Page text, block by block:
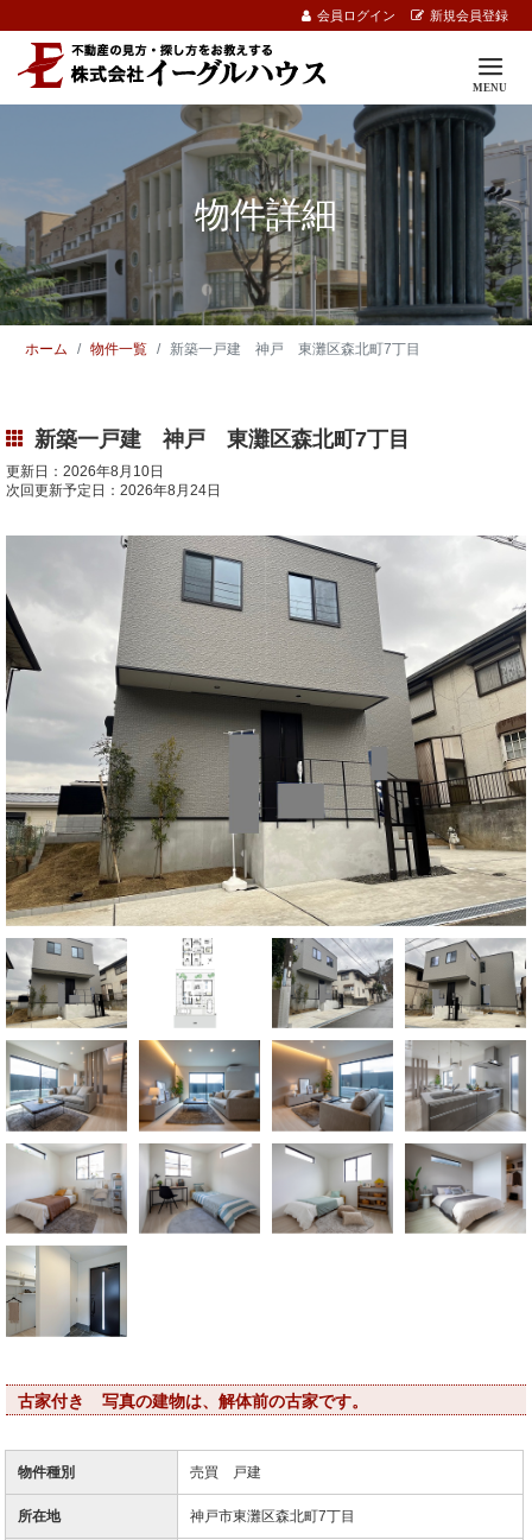
会員ログイン 新規会員登録
物件詳細
ホーム 物件一覧 新築一戸建 神戸 東灘区森北町7丁目
新築一戸建 神戸 東灘区森北町7丁目
更新日：2026年8月10日
次回更新予定日：2026年8月24日
古家付き 写真の建物は、解体前の古家です。
物件種別 売買 戸建
所在地 神戸市東灘区森北町7丁目